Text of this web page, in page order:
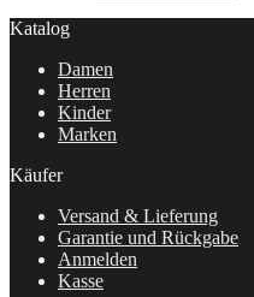
Katalog
Damen
Herren
Kinder
Marken
Käufer
Versand & Lieferung
Garantie und Rückgabe
Anmelden
Kasse